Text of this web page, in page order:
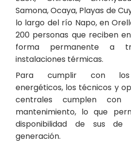
Samona, Ocaya, Playas de
lo largo del río Napo, en
200 personas que reciben
forma permanente a
instalaciones térmicas.
Para cumplir con los
energéticos, los técnicos y
centrales cumplen
mantenimiento, lo que
disponibilidad de sus de
generación.